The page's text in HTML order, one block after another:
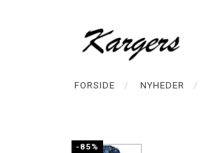
FORSIDE NYHEDER
-85%